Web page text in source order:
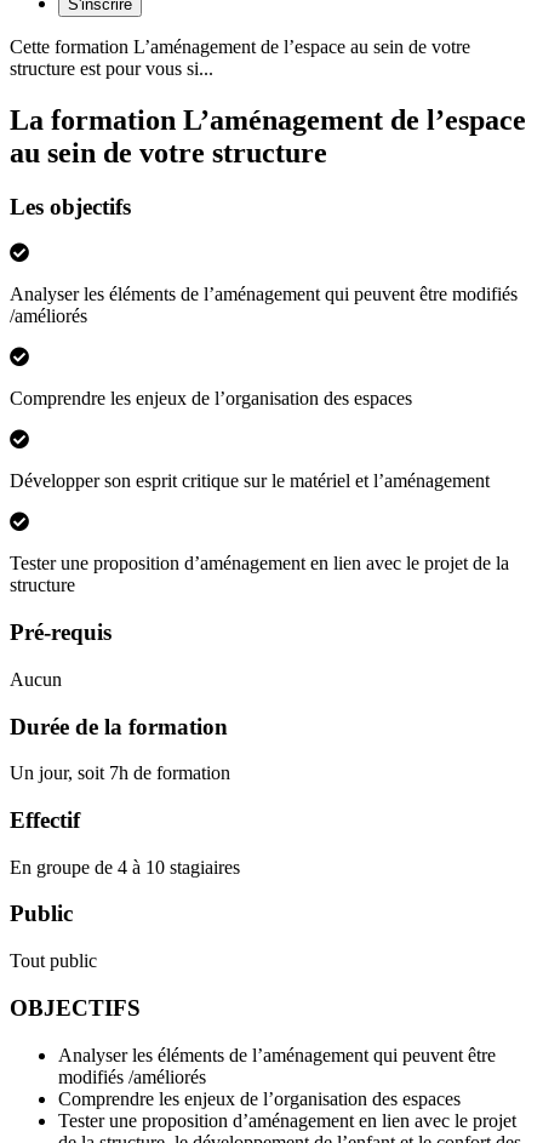
S'inscrire
Cette formation L’aménagement de l’espace au sein de votre
structure est pour vous si...
La formation L’aménagement de l’espace
au sein de votre structure
Les objectifs
Analyser les éléments de l’aménagement qui peuvent être modifiés
/améliorés
Comprendre les enjeux de l’organisation des espaces
Développer son esprit critique sur le matériel et l’aménagement
Tester une proposition d’aménagement en lien avec le projet de la
structure
Pré-requis
Aucun
Durée de la formation
Un jour, soit 7h de formation
Effectif
En groupe de 4 à 10 stagiaires
Public
Tout public
OBJECTIFS
Analyser les éléments de l’aménagement qui peuvent être
modifiés /améliorés
Comprendre les enjeux de l’organisation des espaces
Tester une proposition d’aménagement en lien avec le projet